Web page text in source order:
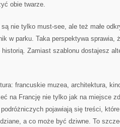
obie twarze.
nie tylko must-see, ale też małe
w parku. Taka perspektywa sprawia,
Zamiast szablonu dostajesz
francuskie muzea, architektura,
na Francję nie tylko jak na miejsce
pojawiają się treści,
a co może być dziwne. To